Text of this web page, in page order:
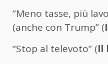
“Meno tasse, più
(anche con Trump” (
“Stop al televoto” (Il